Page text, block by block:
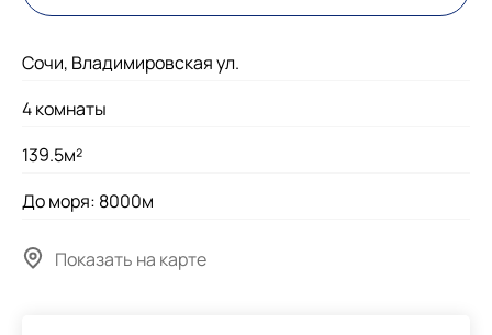
Сочи, Владимировская ул.
4 комнаты
139.5м²
До моря: 8000м
Показать на карте